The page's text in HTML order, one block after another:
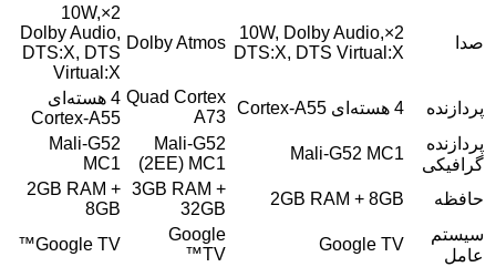
صدا
2×10W, Dolby Audio,
DTS:X, DTS Virtual:X
Dolby Atmos
2×10W,
Dolby Audio,
DTS:X, DTS
Virtual:X
پردازنده
4 هسته‌ای Cortex-A55
Quad Cortex
A73
4 هسته‌ای
Cortex-A55
پردازنده
گرافیکی
Mali-G52 MC1
Mali-G52
(2EE) MC1
Mali-G52
MC1
حافظه
2GB RAM + 8GB
3GB RAM +
32GB
2GB RAM +
8GB
سیستم
عامل
Google TV
Google
TV™
Google TV™